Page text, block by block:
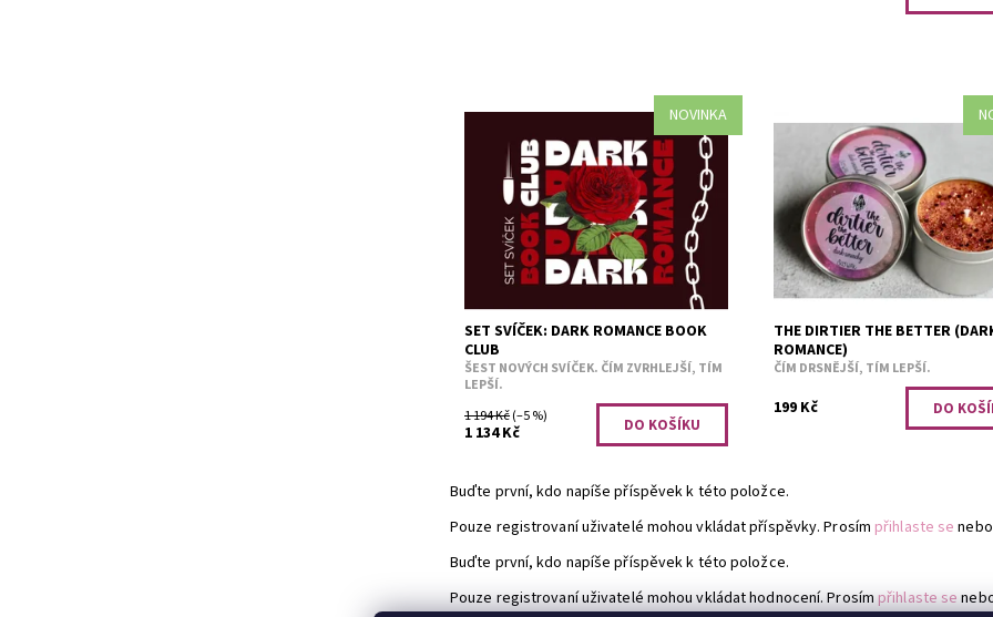
NOVINKA
🔥 Pro všechny, kdo milují temné
příběhy. 🔥 Vstupte do světa, kde se
vášeň mísí s nebezpečím a romantika
má ostřejší hrany....
Dostupnost:
Předobjednávka
3436
SET SVÍČEK: DARK ROMANCE BOOK
CLUB
ŠEST NOVÝCH SVÍČEK. ČÍM ZVRHLEJŠÍ, TÍM
LEPŠÍ.
1 194 Kč(–5 %)
1 134 Kč
Temnější vonná směs.
Dostupnost:
Skladem 1
Kód:
3441
THE DIRTIER THE BETTER
ROMANCE)
ČÍM DRSNĚJŠÍ, TÍM LEPŠÍ.
199 Kč
Buďte první, kdo napíše příspěvek k této položce.
Pouze registrovaní uživatelé mohou vkládat příspěvky. Prosím přihlaste se
Buďte první, kdo napíše příspěvek k této položce.
Pouze registrovaní uživatelé mohou vkládat hodnocení. Prosímpřihlaste se